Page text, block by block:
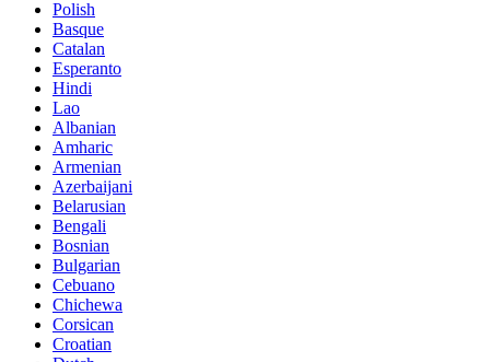
Polish
Basque
Catalan
Esperanto
Hindi
Lao
Albanian
Amharic
Armenian
Azerbaijani
Belarusian
Bengali
Bosnian
Bulgarian
Cebuano
Chichewa
Corsican
Croatian